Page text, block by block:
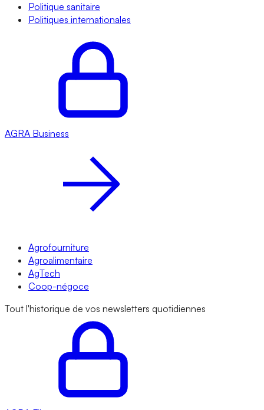
Politique sanitaire
Politiques internationales
AGRA Business
Agrofourniture
Agroalimentaire
AgTech
Coop-négoce
Tout l'historique de vos newsletters quotidiennes